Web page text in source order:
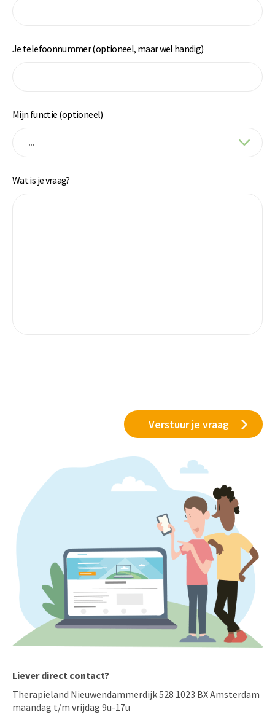
Je telefoonnummer (optioneel, maar wel handig)
Mijn functie (optioneel)
Wat is je vraag?
Liever direct contact?
Therapieland Nieuwendammerdijk 528 1023 BX Amsterdam
maandag t/m vrijdag 9u-17u